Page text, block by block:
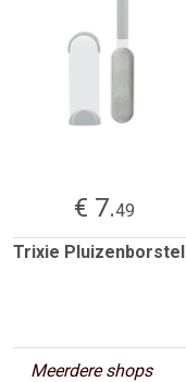
€ 7.49
Trixie Pluizenborstel
Meerdere shops